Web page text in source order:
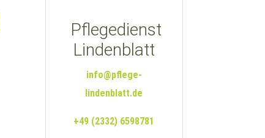
Pflegedienst
Lindenblatt
info@pflege-
lindenblatt.de
+49 (2332) 6598781